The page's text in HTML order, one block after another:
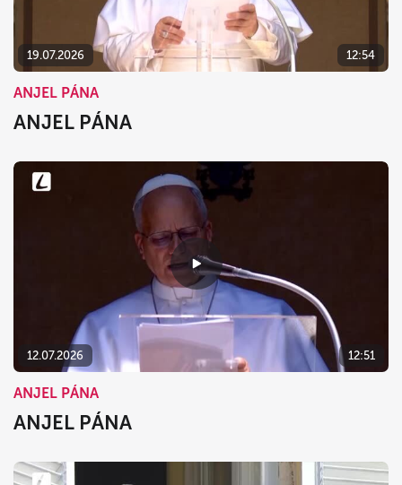
19.07.2026 12:54
ANJEL PÁNA
ANJEL PÁNA
12.07.2026 12:51
ANJEL PÁNA
ANJEL PÁNA